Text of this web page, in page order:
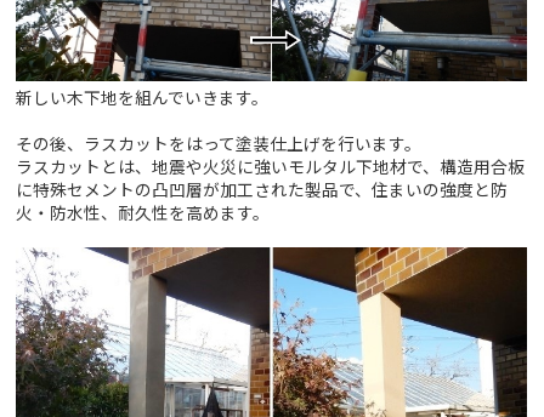
新しい木下地を組んでいきます。
その後、ラスカットをはって塗装仕上げを行います。
ラスカットとは、地震や火災に強いモルタル下地材で、構造用合板
に特殊セメントの凸凹層が加工された製品で、住まいの強度と防
火・防水性、耐久性を高めます。